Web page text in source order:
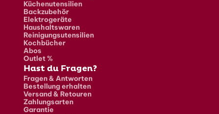
Küchenutensilien
Backzubehör
Elektrogeräte
Haushaltswaren
Reinigungsutensilien
Kochbücher
Abos
Outlet %
Hast du Fragen?
Fragen & Antworten
Bestellung erhalten
Versand & Retouren
Zahlungsarten
Garantie